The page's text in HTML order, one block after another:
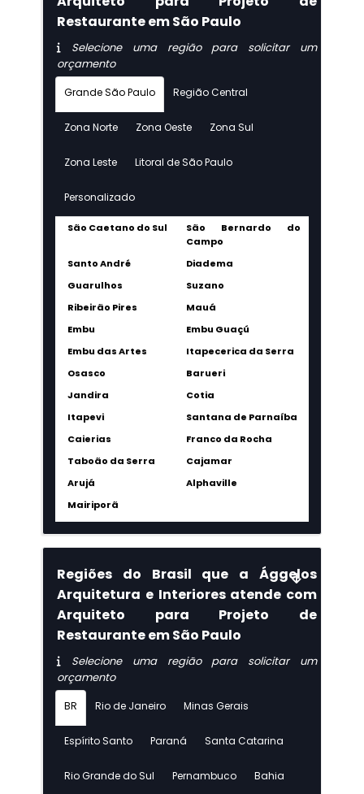
Restaurante em São Paulo
Selecione uma região para solicitar um
orçamento
Grande São Paulo Região Central
Zona Norte Zona Oeste Zona Sul
Zona Leste Litoral de São Paulo
Personalizado
São Caetano do Sul
São Bernardo do
Campo
Santo André
Diadema
Guarulhos
Suzano
Ribeirão Pires
Mauá
Embu
Embu Guaçú
Embu das Artes
Itapecerica da Serra
Osasco
Barueri
Jandira
Cotia
Itapevi
Santana de Parnaíba
Caierias
Franco da Rocha
Taboão da Serra
Cajamar
Arujá
Alphaville
Mairiporã
Regiões do Brasil que a Ággelos
Arquitetura e Interiores atende com
Arquiteto para Projeto de
Restaurante em São Paulo
Selecione uma região para solicitar um
orçamento
BR Rio de Janeiro Minas Gerais
Espírito Santo Paraná Santa Catarina
Rio Grande do Sul Pernambuco Bahia